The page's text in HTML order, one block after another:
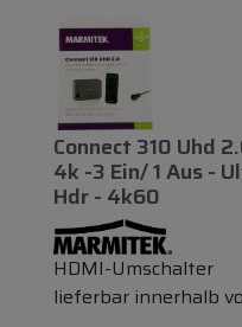
Connect 310 Uhd
4k -3 Ein/ 1 Aus -
Hdr - 4k60
HDMI-Umschalter
lieferbar innerhalb